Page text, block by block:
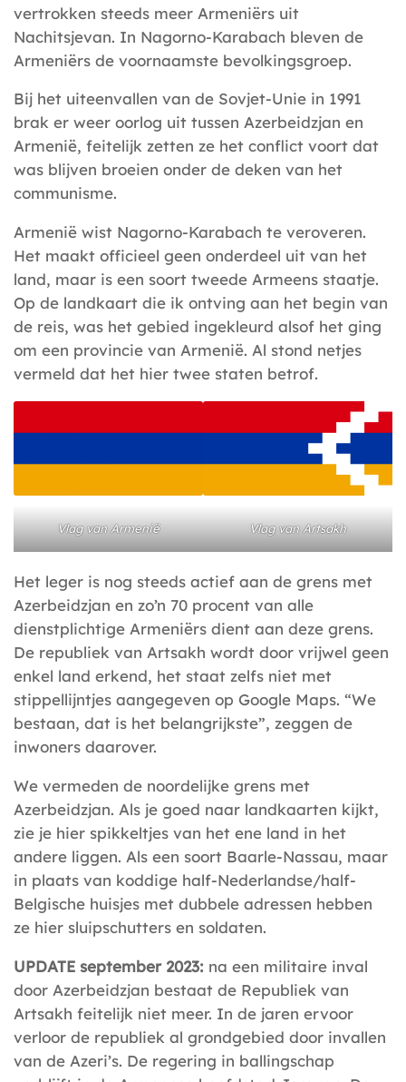
vertrokken steeds meer Armeniërs uit
Nachitsjevan. In Nagorno-Karabach bleven de
Armeniërs de voornaamste bevolkingsgroep.
Bij het uiteenvallen van de Sovjet-Unie in 1991
brak er weer oorlog uit tussen Azerbeidzjan en
Armenië, feitelijk zetten ze het conflict voort dat
was blijven broeien onder de deken van het
communisme.
Armenië wist Nagorno-Karabach te veroveren.
Het maakt officieel geen onderdeel uit van het
land, maar is een soort tweede Armeens staatje.
Op de landkaart die ik ontving aan het begin van
de reis, was het gebied ingekleurd alsof het ging
om een provincie van Armenië. Al stond netjes
vermeld dat het hier twee staten betrof.
Vlag van Armenië Vlag van Artsakh
Het leger is nog steeds actief aan de grens met
Azerbeidzjan en zo’n 70 procent van alle
dienstplichtige Armeniërs dient aan deze grens.
De republiek van Artsakh wordt door vrijwel geen
enkel land erkend, het staat zelfs niet met
stippellijntjes aangegeven op Google Maps. “We
bestaan, dat is het belangrijkste”, zeggen de
inwoners daarover.
We vermeden de noordelijke grens met
Azerbeidzjan. Als je goed naar landkaarten kijkt,
zie je hier spikkeltjes van het ene land in het
andere liggen. Als een soort Baarle-Nassau, maar
in plaats van koddige half-Nederlandse/half-
Belgische huisjes met dubbele adressen hebben
ze hier sluipschutters en soldaten.
UPDATE september 2023: na een militaire inval
door Azerbeidzjan bestaat de Republiek van
Artsakh feitelijk niet meer. In de jaren ervoor
verloor de republiek al grondgebied door invallen
van de Azeri’s. De regering in ballingschap